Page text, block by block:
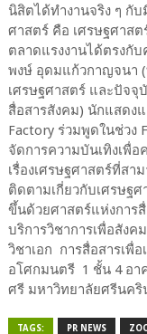
นิสิตได้ทำงานจริง ๆ กั
ศาสตร์ คือ เศรษฐศาสต
ตลาดแรงงานได้ตรงกั
พงษ์ อุดมแก้วกาญจนา
เศรษฐศาสตร์ และปัจ
สื่อสารสังคม) นักแสดง
Factory ร่วมพูดในช่วง
จัดการความบันเทิงเพื่อ
เรื่องเศรษฐศาสตร์ที่สา
ติดตามเกี่ยวกับเศรษฐศ
ขึ้นด้วยศาสตร์แห่งการ
บริการวิชาการเพื่อสัง
วิชาเอก การสื่อสารเพื่
อโศกมนตรี 1 ชั้น 4 อา
ศรี มหาวิทยาลัยศรีนคริ
TAGS: PR NEWS